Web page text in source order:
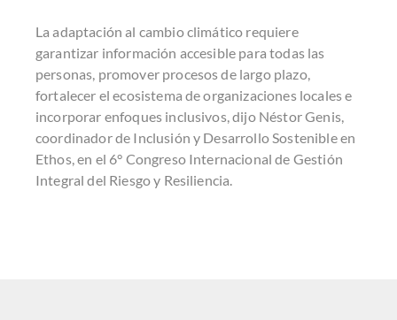
La adaptación al cambio climático requiere
garantizar información accesible para todas las
personas, promover procesos de largo plazo,
fortalecer el ecosistema de organizaciones locales e
incorporar enfoques inclusivos, dijo Néstor Genis,
coordinador de Inclusión y Desarrollo Sostenible en
Ethos, en el 6° Congreso Internacional de Gestión
Integral del Riesgo y Resiliencia.